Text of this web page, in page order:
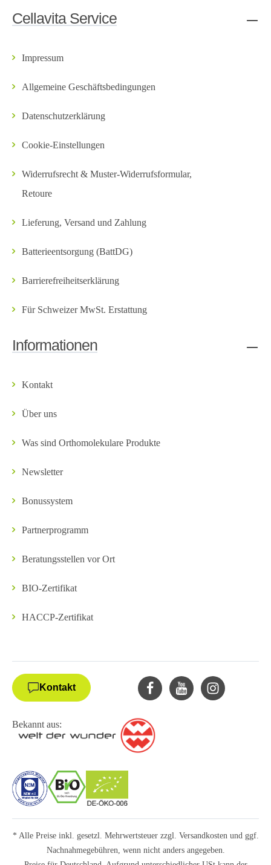
Cellavita Service
Impressum
Allgemeine Geschäftsbedingungen
Datenschutzerklärung
Cookie-Einstellungen
Widerrufsrecht & Muster-Widerrufsformular,
Retoure
Lieferung, Versand und Zahlung
Batterieentsorgung (BattDG)
Barrierefreiheitserklärung
Für Schweizer MwSt. Erstattung
Informationen
Kontakt
Über uns
Was sind Orthomolekulare Produkte
Newsletter
Bonussystem
Partnerprogramm
Beratungsstellen vor Ort
BIO-Zertifikat
HACCP-Zertifikat
Kontakt
Bekannt aus:
* Alle Preise inkl. gesetzl. Mehrwertsteuer zzgl. Versandkostenund ggf.
Nachnahmegebühren, wenn nicht anders angegeben.